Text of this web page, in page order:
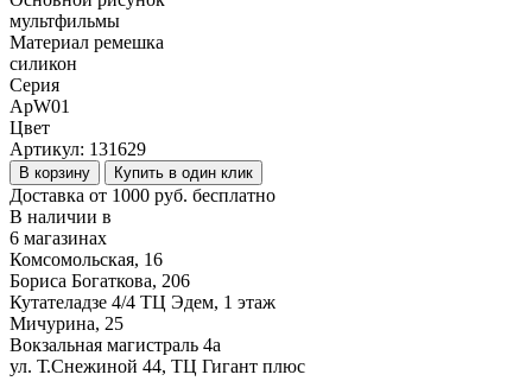
мультфильмы
Материал ремешка
силикон
Серия
ApW01
Цвет
Артикул: 131629
В корзину Купить в один клик
Доставка от 1000 руб. бесплатно
В наличии в
6 магазинах
Комсомольская, 16
Бориса Богаткова, 206
Кутателадзе 4/4 ТЦ Эдем, 1 этаж
Мичурина, 25
Вокзальная магистраль 4а
ул. Т.Снежиной 44, ТЦ Гигант плюс